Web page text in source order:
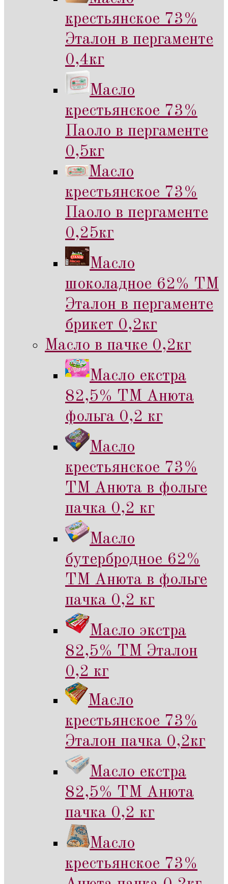
крестьянское 73%
Эталон в пергаменте
0,4кг
Масло
крестьянское 73%
Паоло в пергаменте
0,5кг
Масло
крестьянское 73%
Паоло в пергаменте
0,25кг
Масло
шоколадное 62% ТМ
Эталон в пергаменте
брикет 0,2кг
Масло в пачке 0,2кг
Масло екстра
82,5% ТМ Анюта
фольга 0,2 кг
Масло
крестьянское 73%
ТМ Анюта в фольге
пачка 0,2 кг
Масло
бутербродное 62%
ТМ Анюта в фольге
пачка 0,2 кг
Масло экстра
82,5% ТМ Эталон
0,2 кг
Масло
крестьянское 73%
Эталон пачка 0,2кг
Масло екстра
82,5% ТМ Анюта
пачка 0,2 кг
Масло
крестьянское 73%